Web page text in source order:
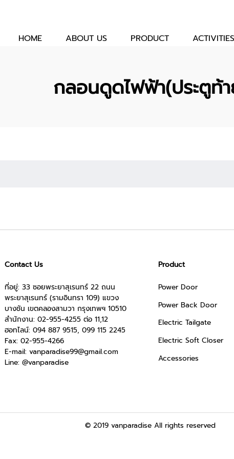
HOME ABOUT US PRODUCT ACTIVITIES
กลอนดูดไฟฟ้า(ประตูท้
Contact Us
ที่อยู่: 33 ซอยพระยาสุเรนทร์ 22 ถนน
พระยาสุเรนทร์ (รามอินทรา 109) แขวง
บางชัน เขตคลองสามวา กรุงเทพฯ 10510
สำนักงาน: 02-955-4255 ต่อ 11,12
ฮอทไลน์: 094 887 9515, 099 115 2245
Fax: 02-955-4266
E-mail: vanparadise99@gmail.com
Line: @vanparadise
Product
Power Door
Power Back Door
Electric Tailgate
Electric Soft Closer
Accessories
© 2019 vanparadise All rights reserved